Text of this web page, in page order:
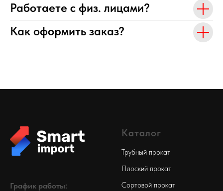
Работаете с физ. лицами?
Как оформить заказ?
График работы:
Каталог
Трубный прокат
Плоский прокат
Сортовой прокат